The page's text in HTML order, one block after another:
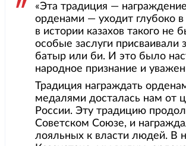
«Эта традиция —
орденами — уходит глубоко
в истории казахов такого не
особые заслуги присваивали
батыр или би. И это было
народное признание и
Традиция награждать
медалями досталась нам от
России. Эту традицию
Советском Союзе, и
лояльных к власти людей. В